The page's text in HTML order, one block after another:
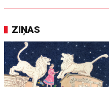
ZIŅAS